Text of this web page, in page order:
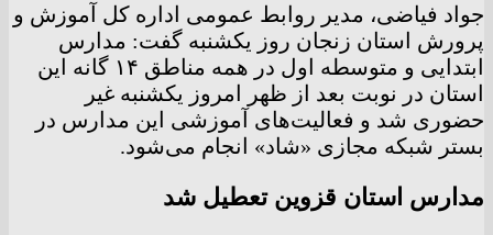
جواد فیاضی، مدیر روابط عمومی اداره کل آموزش و
پرورش استان زنجان روز یکشنبه گفت: مدارس
ابتدایی و متوسطه اول در همه مناطق ۱۴ گانه این
استان در نوبت بعد از ظهر امروز یکشنبه غیر
حضوری شد و فعالیت‌های آموزشی این مدارس در
بستر شبکه مجازی «شاد» انجام می‌شود.
مدارس استان قزوین تعطیل شد